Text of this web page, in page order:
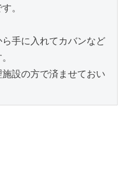
。
手に入れてカバンなど
設の方で済ませておい